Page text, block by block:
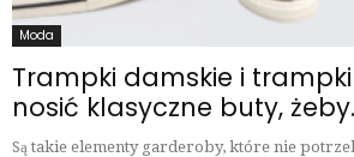
Moda
Trampki damskie i
nosić klasyczne buty,
Są takie elementy garderoby, które nie